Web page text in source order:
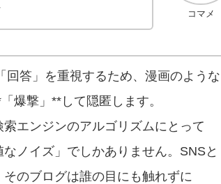
コマメ
答」を重視するため、漫画のような
爆撃」**して隠匿します。
エンジンのアルゴリズムにとって
ノイズ」でしかありません。SNSと
のブログは誰の目にも触れずに